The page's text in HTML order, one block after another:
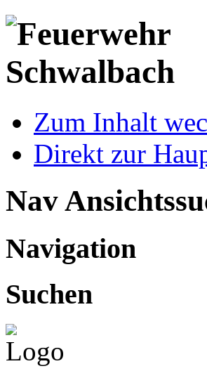
Zum Inhalt
Direkt zur
Nav
Navigation
Suchen